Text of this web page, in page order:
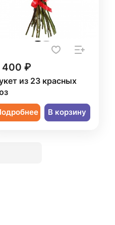
400 ₽
из 23 красных
В корзину